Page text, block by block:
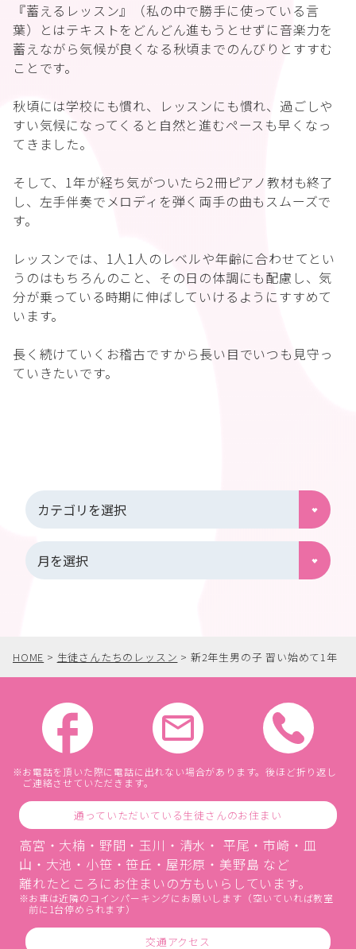
『蓄えるレッスン』（私の中で勝手に使っている言
葉）とはテキストをどんどん進もうとせずに音楽力を
蓄えながら気候が良くなる秋頃までのんびりとすすむ
ことです。
秋頃には学校にも慣れ、レッスンにも慣れ、過ごしや
すい気候になってくると自然と進むペースも早くなっ
てきました。
そして、1年が経ち気がついたら2冊ピアノ教材も終了
し、左手伴奏でメロディを弾く両手の曲もスムーズで
す。
レッスンでは、1人1人のレベルや年齢に合わせてとい
うのはもちろんのこと、その日の体調にも配慮し、気
分が乗っている時期に伸ばしていけるようにすすめて
います。
長く続けていくお稽古ですから長い目でいつも見守っ
ていきたいです。
HOME > 生徒さんたちのレッスン > 新2年生男の子 習い始めて1年
お電話を頂いた際に電話に出れない場合があります。後ほど折り返し
ご連絡させていただきます。
通っていただいている生徒さんのお住まい
高宮・大楠・野間・玉川・清水・ 平尾・市崎・皿
山・大池・小笹・笹丘・屋形原・美野島 など
離れたところにお住まいの方もいらしています。
お車は近隣のコインパーキングにお願いします（空いていれば教室
前に1台停められます）
交通アクセス